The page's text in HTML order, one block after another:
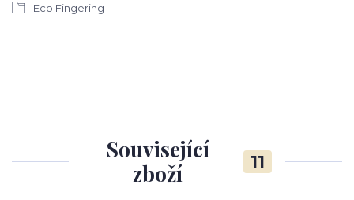
Eco Fingering
Související
zboží
11